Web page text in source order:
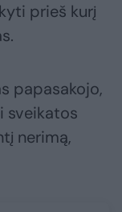
prieš kurį
papasakojo,
sveikatos
nerimą,